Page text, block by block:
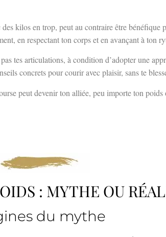
kilos en trop, peut au contraire être
en respectant ton corps et en avançant à ton
tes articulations, à condition d’adopter une
concrets pour courir avec plaisir, sans te
peut devenir ton alliée, peu importe ton poids
: MYTHE OU
du mythe